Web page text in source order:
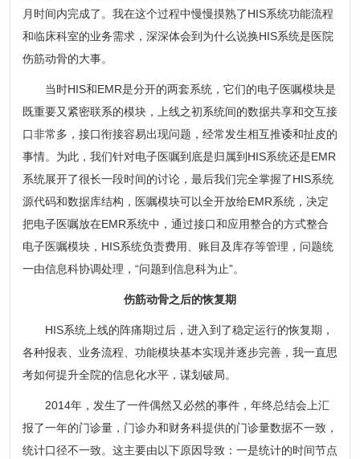
月时间内完成了。我在这个过程中慢慢摸熟了HIS系统功能流程
和临床科室的业务需求，深深体会到为什么说换HIS系统是医院
伤筋动骨的大事。
当时HIS和EMR是分开的两套系统，它们的电子医嘱模块是
既重要又紧密联系的模块，上线之初系统间的数据共享和交互接
口非常多，接口衔接容易出现问题，经常发生相互推诿和扯皮的
事情。为此，我们针对电子医嘱到底是归属到HIS系统还是EMR
系统展开了很长一段时间的讨论，最后我们完全掌握了HIS系统
源代码和数据库结构，医嘱模块可以全开放给EMR系统，决定
把电子医嘱放在EMR系统中，通过接口和应用整合的方式整合
电子医嘱模块，HIS系统负责费用、账目及库存等管理，问题统
一由信息科协调处理，“问题到信息科为止”。
伤筋动骨之后的恢复期
HIS系统上线的阵痛期过后，进入到了稳定运行的恢复期，
各种报表、业务流程、功能模块基本实现并逐步完善，我一直思
考如何提升全院的信息化水平，谋划破局。
2014年，发生了一件偶然又必然的事件，年终总结会上汇
报了一年的门诊量，门诊办和财务科提供的门诊量数据不一致，
统计口径不一致。这主要由以下原因导致：一是统计的时间节点